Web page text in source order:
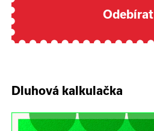
Odebírat
Dluhová kalkulačka